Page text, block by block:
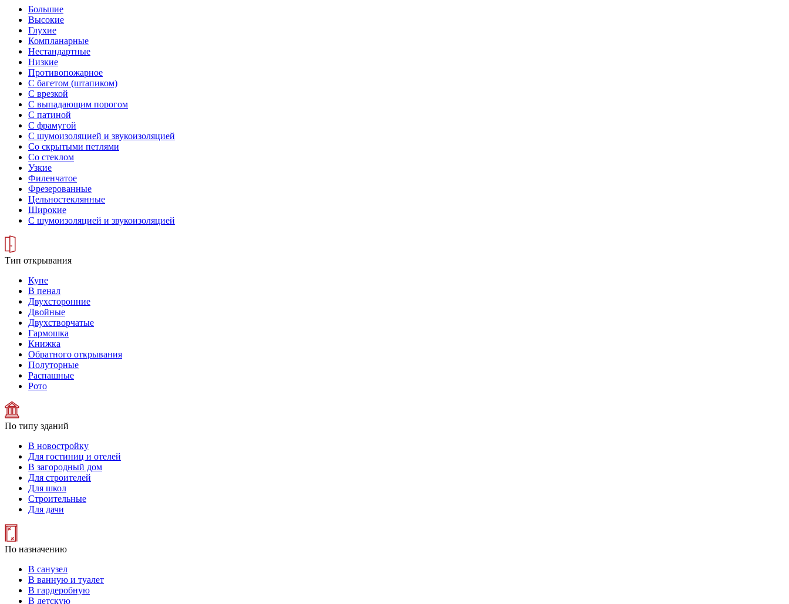
Большие
Высокие
Глухие
Компланарные
Нестандартные
Низкие
Противопожарное
С багетом (штапиком)
С врезкой
С выпадающим порогом
С патиной
С фрамугой
С шумоизоляцией и звукоизоляцией
Со скрытыми петлями
Со стеклом
Узкие
Филенчатое
Фрезерованные
Цельностеклянные
Широкие
С шумоизоляцией и звукоизоляцией
Тип открывания
Купе
В пенал
Двухсторонние
Двойные
Двухстворчатые
Гармошка
Книжка
Обратного открывания
Полуторные
Распашные
Рото
По типу зданий
В новостройку
Для гостиниц и отелей
В загородный дом
Для строителей
Для школ
Строительные
Для дачи
По назначению
В санузел
В ванную и туалет
В гардеробную
В детскую